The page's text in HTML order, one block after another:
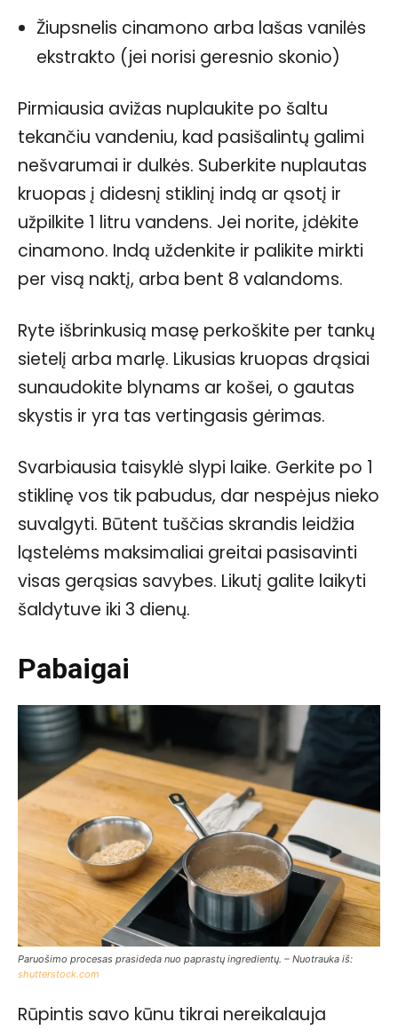
Žiupsnelis cinamono arba lašas vanilės
ekstrakto (jei norisi geresnio skonio)
Pirmiausia avižas nuplaukite po šaltu
tekančiu vandeniu, kad pasišalintų galimi
nešvarumai ir dulkės. Suberkite nuplautas
kruopas į didesnį stiklinį indą ar ąsotį ir
užpilkite 1 litru vandens. Jei norite, įdėkite
cinamono. Indą uždenkite ir palikite mirkti
per visą naktį, arba bent 8 valandoms.
Ryte išbrinkusią masę perkoškite per tankų
sietelį arba marlę. Likusias kruopas drąsiai
sunaudokite blynams ar košei, o gautas
skystis ir yra tas vertingasis gėrimas.
Svarbiausia taisyklė slypi laike. Gerkite po 1
stiklinę vos tik pabudus, dar nespėjus nieko
suvalgyti. Būtent tuščias skrandis leidžia
ląstelėms maksimaliai greitai pasisavinti
visas gerąsias savybes. Likutį galite laikyti
šaldytuve iki 3 dienų.
Pabaigai
Paruošimo procesas prasideda nuo paprastų ingredientų. – Nuotrauka iš:
shutterstock.com
Rūpintis savo kūnu tikrai nereikalauja